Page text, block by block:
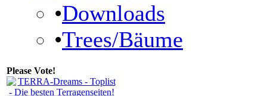
•Downloads
•Trees/Bäume
Please Vote!